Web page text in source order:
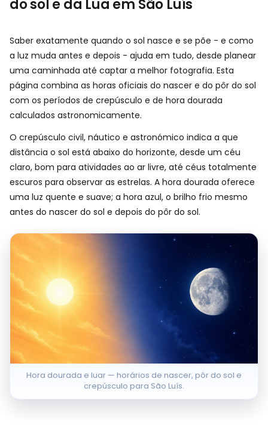
do sol e da Lua em São Luís
Saber exatamente quando o sol nasce e se põe - e como
a luz muda antes e depois - ajuda em tudo, desde planear
uma caminhada até captar a melhor fotografia. Esta
página combina as horas oficiais do nascer e do pôr do sol
com os períodos de crepúsculo e de hora dourada
calculados astronomicamente.
O crepúsculo civil, náutico e astronómico indica a que
distância o sol está abaixo do horizonte, desde um céu
claro, bom para atividades ao ar livre, até céus totalmente
escuros para observar as estrelas. A hora dourada oferece
uma luz quente e suave; a hora azul, o brilho frio mesmo
antes do nascer do sol e depois do pôr do sol.
Hora dourada e luar — horários de nascer, pôr do sol e
crepúsculo para São Luís.